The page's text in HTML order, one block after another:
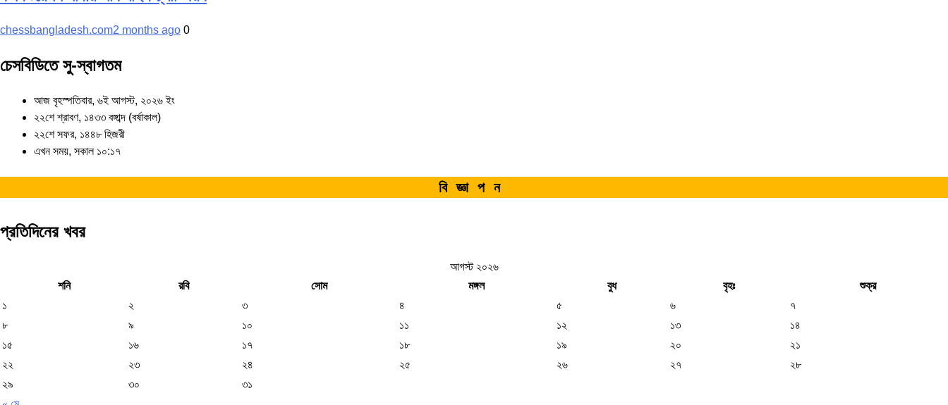
chessbangladesh.com2 months ago 0
চেসবিডিতে সু-স্বাগতম
আজ বৃহস্পতিবার, ৬ই আগস্ট, ২০২৬ ইং
২২শে শ্রাবণ, ১৪৩৩ বঙ্গাব্দ (বর্ষাকাল)
২২শে সফর, ১৪৪৮ হিজরী
এখন সময়, সকাল ১০:১৭
বিজ্ঞাপন
প্রতিদিনের খবর
আগস্ট ২০২৬
শনি
রবি সোম মঙ্গল বুধ বৃহঃ শুক্র
১ ২ ৩ ৪ ৫ ৬
৭
৮
৯ ১০ ১১ ১২ ১৩
১৪
১৫
১৬ ১৭ ১৮ ১৯ ২০
২১
২২
২৩ ২৪ ২৫ ২৬ ২৭
২৮
২৯
৩০ ৩১